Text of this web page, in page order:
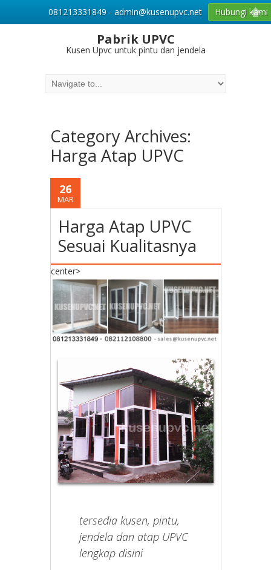
Pabrik UPVC
Kusen Upvc untuk pintu dan jendela
Category Archives:
Harga Atap UPVC
26
MAR
Harga Atap UPVC
Sesuai Kualitasnya
center>
tersedia kusen, pintu,
jendela dan atap UPVC
lengkap disini
081213331849 - admin@kusenupvc.net Hubungi kami